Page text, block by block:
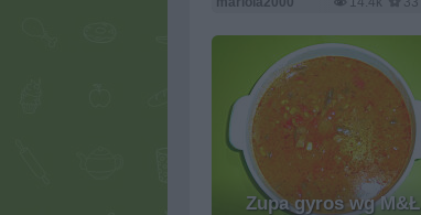
Zupa gyros wg M&Ł